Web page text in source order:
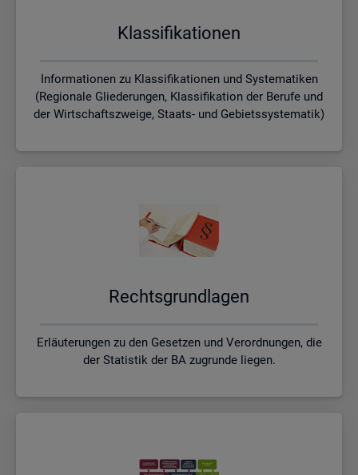
Klas­si­fi­ka­tio­nen
Informationen zu Klassifikationen und Systematiken
(Regionale Gliederungen, Klassifikation der Berufe und
der Wirtschaftszweige, Staats- und Gebietssystematik)
Rechts­grund­la­gen
Erläuterungen zu den Gesetzen und Verordnungen, die
der Statistik der BA zugrunde liegen.